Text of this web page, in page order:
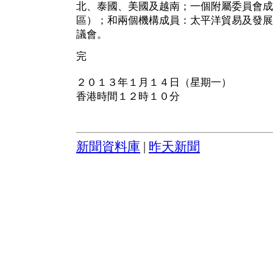
北、泰國、美國及越南；一個附屬委員會
區）；和兩個機構成員：太平洋貿易及發
議會。
完
２０１３年１月１４日（星期一）
香港時間１２時１０分
新聞資料庫 昨天新聞